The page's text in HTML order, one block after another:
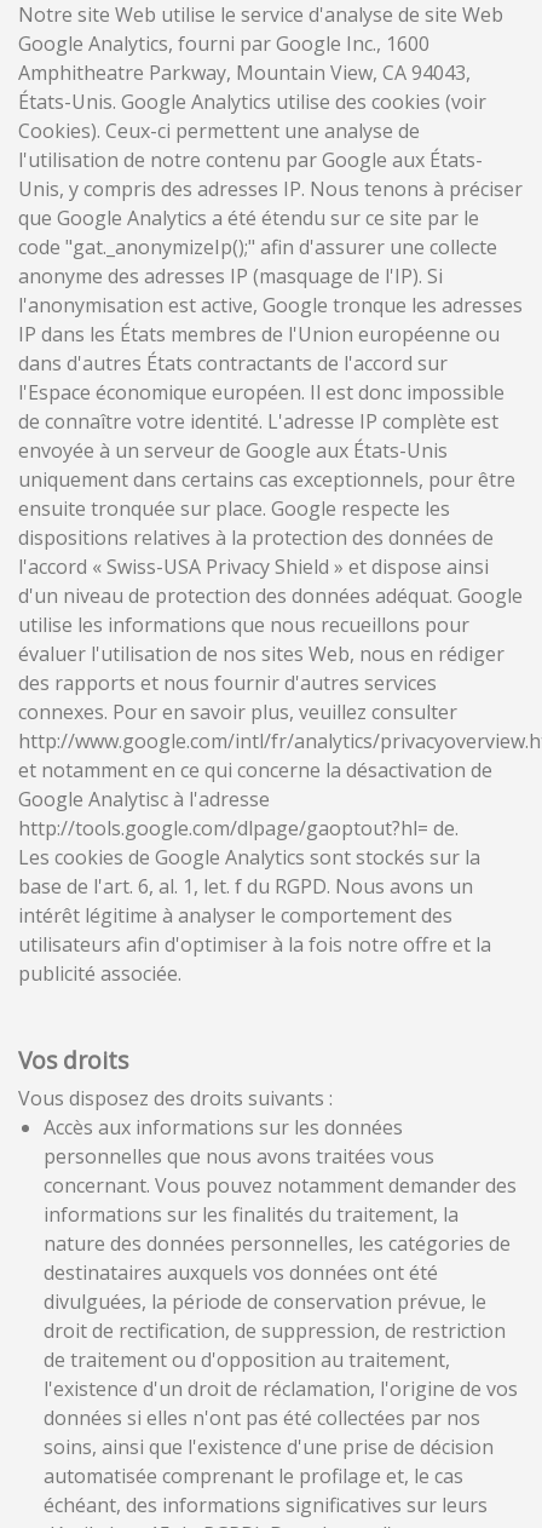
Notre site Web utilise le service d'analyse de site Web
Google Analytics, fourni par Google Inc., 1600
Amphitheatre Parkway, Mountain View, CA 94043,
États-Unis. Google Analytics utilise des cookies (voir
Cookies). Ceux-ci permettent une analyse de
l'utilisation de notre contenu par Google aux États-
Unis, y compris des adresses IP. Nous tenons à préciser
que Google Analytics a été étendu sur ce site par le
code "gat._anonymizeIp();" afin d'assurer une collecte
anonyme des adresses IP (masquage de l'IP). Si
l'anonymisation est active, Google tronque les adresses
IP dans les États membres de l'Union européenne ou
dans d'autres États contractants de l'accord sur
l'Espace économique européen. Il est donc impossible
de connaître votre identité. L'adresse IP complète est
envoyée à un serveur de Google aux États-Unis
uniquement dans certains cas exceptionnels, pour être
ensuite tronquée sur place. Google respecte les
dispositions relatives à la protection des données de
l'accord « Swiss-USA Privacy Shield » et dispose ainsi
d'un niveau de protection des données adéquat. Google
utilise les informations que nous recueillons pour
évaluer l'utilisation de nos sites Web, nous en rédiger
des rapports et nous fournir d'autres services
connexes. Pour en savoir plus, veuillez consulter
http://www.google.com/intl/fr/analytics/
et notamment en ce qui concerne la désactivation de
Google Analytisc à l'adresse
http://tools.google.com/dlpage/gaoptout?hl= de.
Les cookies de Google Analytics sont stockés sur la
base de l'art. 6, al. 1, let. f du RGPD. Nous avons un
intérêt légitime à analyser le comportement des
utilisateurs afin d'optimiser à la fois notre offre et la
publicité associée.
Vos droits
Vous disposez des droits suivants :
Accès aux informations sur les données
personnelles que nous avons traitées vous
concernant. Vous pouvez notamment demander des
informations sur les finalités du traitement, la
nature des données personnelles, les catégories de
destinataires auxquels vos données ont été
divulguées, la période de conservation prévue, le
droit de rectification, de suppression, de restriction
de traitement ou d'opposition au traitement,
l'existence d'un droit de réclamation, l'origine de vos
données si elles n'ont pas été collectées par nos
soins, ainsi que l'existence d'une prise de décision
automatisée comprenant le profilage et, le cas
échéant, des informations significatives sur leurs